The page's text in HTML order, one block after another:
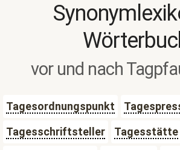
vor und nach
Tagesordnungspunkt
Tagesschriftsteller
Tagesstätte